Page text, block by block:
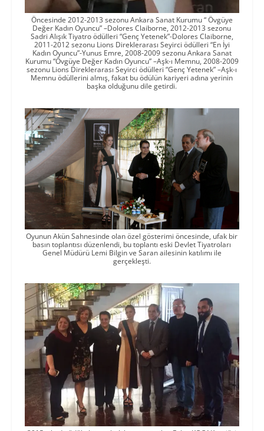
Öncesinde 2012-2013 sezonu Ankara Sanat Kurumu “ Övgüye
Değer Kadın Oyuncu” –Dolores Claiborne, 2012-2013 sezonu
Sadri Alışık Tiyatro ödülleri “Genç Yetenek”-Dolores Claiborne,
2011-2012 sezonu Lions Direklerarası Seyirci ödülleri “En İyi
Kadın Oyuncu”-Yunus Emre, 2008-2009 sezonu Ankara Sanat
Kurumu “Övgüye Değer Kadın Oyuncu” –Aşk-ı Memnu, 2008-2009
sezonu Lions Direklerarası Seyirci ödülleri “Genç Yetenek” –Aşk-ı
Memnu ödüllerini almış, fakat bu ödülün kariyeri adına yerinin
başka olduğunu dile getirdi.
Oyunun Akün Sahnesinde olan özel gösterimi öncesinde, ufak bir
basın toplantısı düzenlendi, bu toplantı eski Devlet Tiyatroları
Genel Müdürü Lemi Bilgin ve Saran ailesinin katılımı ile
gerçekleşti.